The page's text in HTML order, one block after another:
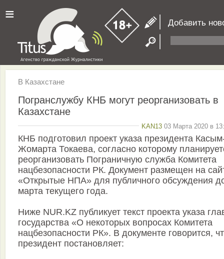
≡ Добавить
В Казахстане
Погранслужбу КНБ могут реорганизовать в
Казахстане
KAN13 03 Марта 2020 в
КНБ подготовил проект указа президента
Жомарта Токаева, согласно которому
реорганизовать Пограничную служба Комитета
нацбезопасности РК. Документ размещен на
«Открытые НПА» для публичного обсуждения
марта текущего года.
Ниже NUR.KZ публикует текст проекта указа
государства «О некоторых вопросах Комитета
нацбезопасности РК». В документе говорится,
президент постановляет: